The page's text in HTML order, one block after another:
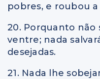
pobres, e roubou
20. Porquanto não
ventre; nada
desejadas.
21. Nada lhe